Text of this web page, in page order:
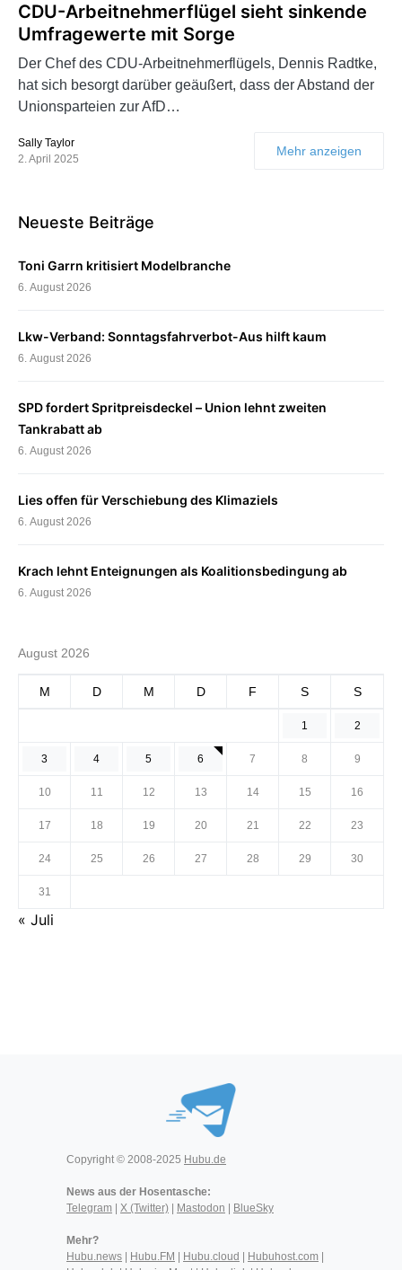
CDU-Arbeitnehmerflügel sieht sinkende
Umfragewerte mit Sorge
Der Chef des CDU-Arbeitnehmerflügels, Dennis Radtke,
hat sich besorgt darüber geäußert, dass der Abstand der
Unionsparteien zur AfD…
Sally Taylor
2. April 2025
Mehr anzeigen
Neueste Beiträge
Toni Garrn kritisiert Modelbranche
6. August 2026
Lkw-Verband: Sonntagsfahrverbot-Aus hilft kaum
6. August 2026
SPD fordert Spritpreisdeckel – Union lehnt zweiten
Tankrabatt ab
6. August 2026
Lies offen für Verschiebung des Klimaziels
6. August 2026
Krach lehnt Enteignungen als Koalitionsbedingung ab
6. August 2026
August 2026
M D M D F S S
1 2
3 4 5 6 7 8 9
10 11 12 13 14 15 16
17 18 19 20 21 22 23
24 25 26 27 28 29 30
31
« Juli
Copyright © 2008-2025 Hubu.de
News aus der Hosentasche:
Telegram
X (Twitter) Mastodon BlueSky
Mehr?
Hubu.news
Hubu.FM Hubu.cloud Hubuhost.com